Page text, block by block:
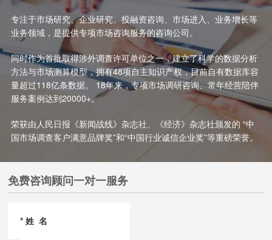
专注于市场研究、企业研究、投融资咨询、市场进入、业务增长等
业务领域，是提供专项市场咨询服务的咨询公司。
同时作为首批取得涉外调查许可单位之一，建立了科学的数据分析
方法与市场测算模型，拥有48项自主知识产权，目前自有数据库容
量超过118亿条数据。 18年来，专项市场调研咨询、常年经营陪伴
服务案例达到20000+。
荣获由人民日报《新闻战线》杂志社、《经济》杂志社颁发的 “中
国市场调查客户满意品牌奖”和“中国行业诚信企业奖”等重磅荣誉。
免费咨询顾问一对一服务
*姓 名